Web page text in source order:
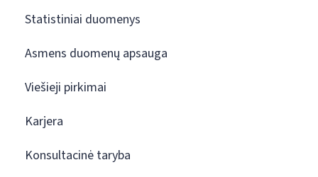
Statistiniai duomenys
Asmens duomenų apsauga
Viešieji pirkimai
Karjera
Konsultacinė taryba